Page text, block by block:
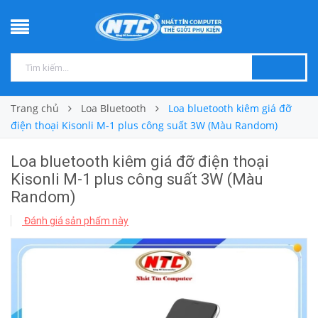
Trang chủ Loa Bluetooth
Loa bluetooth kiêm giá đỡ
điện thoại Kisonli M-1 plus công suất 3W (Màu Random)
Loa bluetooth kiêm giá đỡ điện thoại
Kisonli M-1 plus công suất 3W (Màu
Random)
Đánh giá sản phẩm này